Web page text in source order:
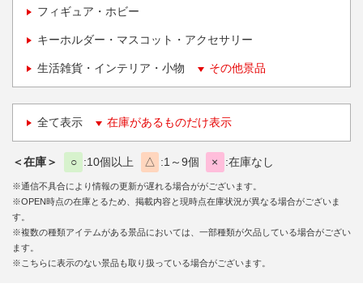
フィギュア・ホビー
キーホルダー・マスコット・アクセサリー
生活雑貨・インテリア・小物 その他景品
全て表示 在庫があるものだけ表示
＜在庫＞ ○ 10個以上 △ 1～9個 × 在庫なし
※通信不具合により情報の更新が遅れる場合ががございます。
※OPEN時点の在庫とるため、掲載内容と現時点在庫状況が異なる場合がございま
す。
※複数の種類アイテムがある景品においては、一部種類が欠品している場合がござい
ます。
※こちらに表示のない景品も取り扱っている場合がございます。